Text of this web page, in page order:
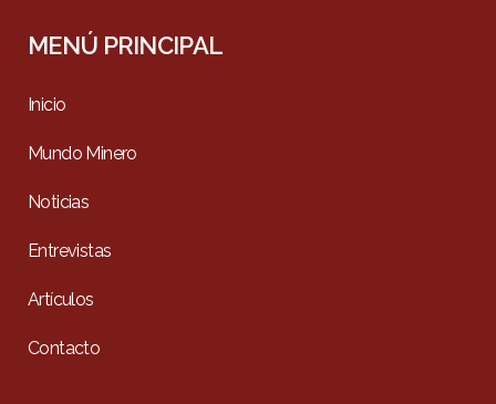
MENÚ PRINCIPAL
Inicio
Mundo Minero
Noticias
Entrevistas
Artículos
Contacto